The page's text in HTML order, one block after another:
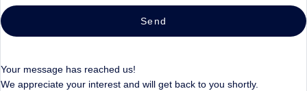
Send
Your message has reached us!
We appreciate your interest and will get back to you shortly.